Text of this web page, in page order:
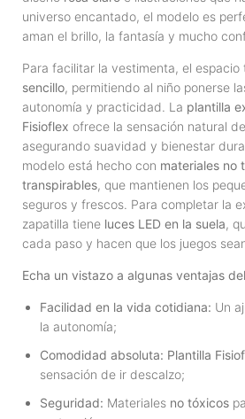
universo encantado, el modelo es
aman el brillo, la fantasía y mucho
Para facilitar la vestimenta, el espacio
sencillo, permitiendo al niño ponerse
autonomía y practicidad. La plantilla
Fisioflex ofrece la sensación natural
asegurando suavidad y bienestar
modelo está hecho con materiales no
transpirables, que mantienen los
seguros y frescos. Para completar la
zapatilla tiene luces LED en la suela,
cada paso y hacen que los juegos
Echa un vistazo a algunas ventajas
Facilidad en la vida cotidiana: Un
la autonomía;
Comodidad absoluta: Plantilla
sensación de ir descalzo;
Seguridad: Materiales no tóxicos